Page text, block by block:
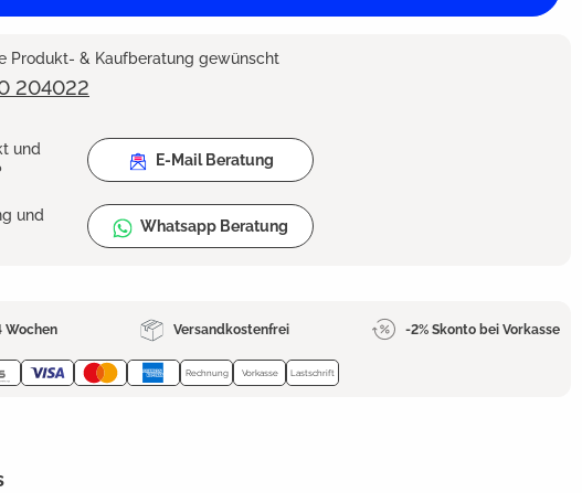
Produkt- & Kaufberatung gewünscht
204022
und
E-Mail Beratung
und
Whatsapp Beratung
Wochen Versandkostenfrei -2% Skonto bei Vorkasse
Rechnung Vorkasse Lastschrift